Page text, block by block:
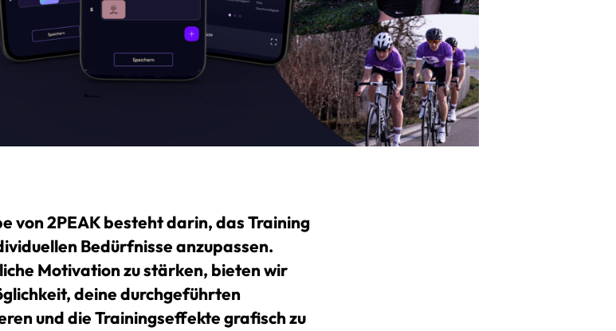
von 2PEAK besteht darin, das Training
Bedürfnisse anzupassen.
Motivation zu stärken, bieten wir
deine durchgeführten
und die Trainingseffekte grafisch zu